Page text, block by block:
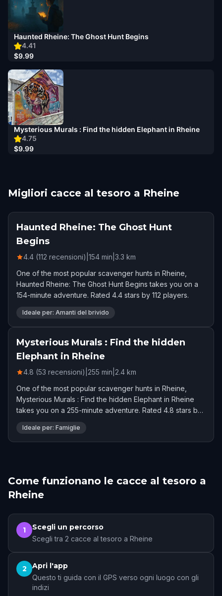
4.41
Haunted Rheine: The Ghost Hunt Begins
$9.99
4.75
Mysterious Murals : Find the hidden Elephant in Rheine
$9.99
Migliori cacce al tesoro a Rheine
Haunted Rheine: The Ghost Hunt
Begins
4.4 (112 recensioni) 154 min 3.3 km
One of the most popular scavenger hunts in Rheine,
Haunted Rheine: The Ghost Hunt Begins takes you on a
154-minute adventure. Rated 4.4 stars by 112 players.
Ideale per: Amanti del brivido
Mysterious Murals : Find the hidden
Elephant in Rheine
4.8 (53 recensioni) 255 min 2.4 km
One of the most popular scavenger hunts in Rheine,
Mysterious Murals : Find the hidden Elephant in Rheine
takes you on a 255-minute adventure. Rated 4.8 stars by
53 players.
Ideale per: Famiglie
Come funzionano le cacce al tesoro a
Rheine
1 Scegli un percorso
Scegli tra 2 cacce al tesoro a Rheine
2 Apri l'app
Questo ti guida con il GPS verso ogni luogo con gli
indizi